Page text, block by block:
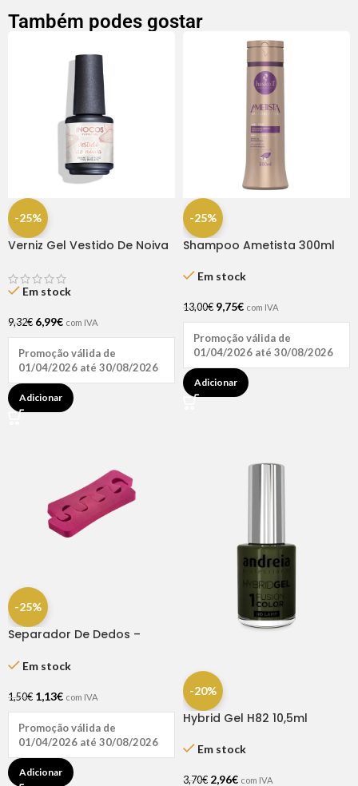
Também podes gostar
-25%
Verniz Gel Vestido De Noiva
Em stock
9,32€ 6,99€ com IVA
Promoção válida de
01/04/2026 até 30/08/2026
Adicionar
-25%
Shampoo Ametista 300ml
Em stock
13,00€ 9,75€ com IVA
Promoção válida de
01/04/2026 até 30/08/2026
Adicionar
-25%
Separador De Dedos –
Em stock
1,50€ 1,13€ com IVA
Promoção válida de
01/04/2026 até 30/08/2026
Adicionar
-20%
Hybrid Gel H82 10,5ml
Em stock
3,70€ 2,96€ com IVA